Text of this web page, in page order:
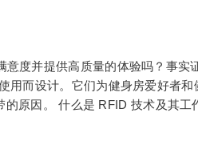
度并提供高质量的体验吗？事实
用而设计。它们为健身房爱好者
原因。 什么是 RFID 技术及其工